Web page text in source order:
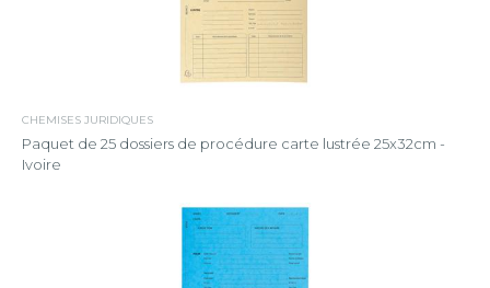
CHEMISES JURIDIQUES
Paquet de 25 dossiers de procédure carte lustrée 25x32cm -
Ivoire